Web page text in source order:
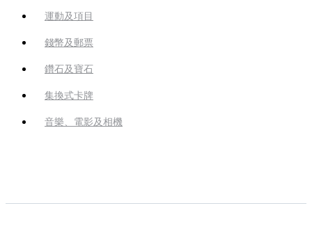
運動及項目
錢幣及郵票
鑽石及寶石
集換式卡牌
音樂、電影及相機